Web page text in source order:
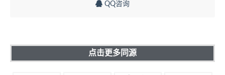
QQ咨询
点击更多同源